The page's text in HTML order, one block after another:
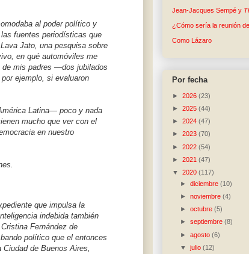
al poder político y
fuentes periodísticas que
Jato, una pesquisa sobre
en qué automóviles me
mis padres —dos jubilados
ejemplo, si evaluaron
Latina— poco y nada
mucho que ver con el
en nuestro
que impulsa la
indebida también
Fernández de
político que el entonces
de Buenos Aires,
Jean-Jacques Sempé y
¿Cómo sería la reunión
Como Lázaro
Por fecha
► 2026 (23)
► 2025 (44)
► 2024 (47)
► 2023 (70)
► 2022 (54)
► 2021 (47)
▼ 2020 (117)
►diciembre(10)
►noviembre(4)
►octubre(5)
►septiembre(8)
►agosto(6)
▼julio(12)